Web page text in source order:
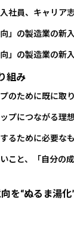
入社員、キャリア
向」の製造業の新
向」の製造業の新
組み
プのために既に取
ップにつながる理
するために必要な
いこと、「自分の
を“ぬるま湯化